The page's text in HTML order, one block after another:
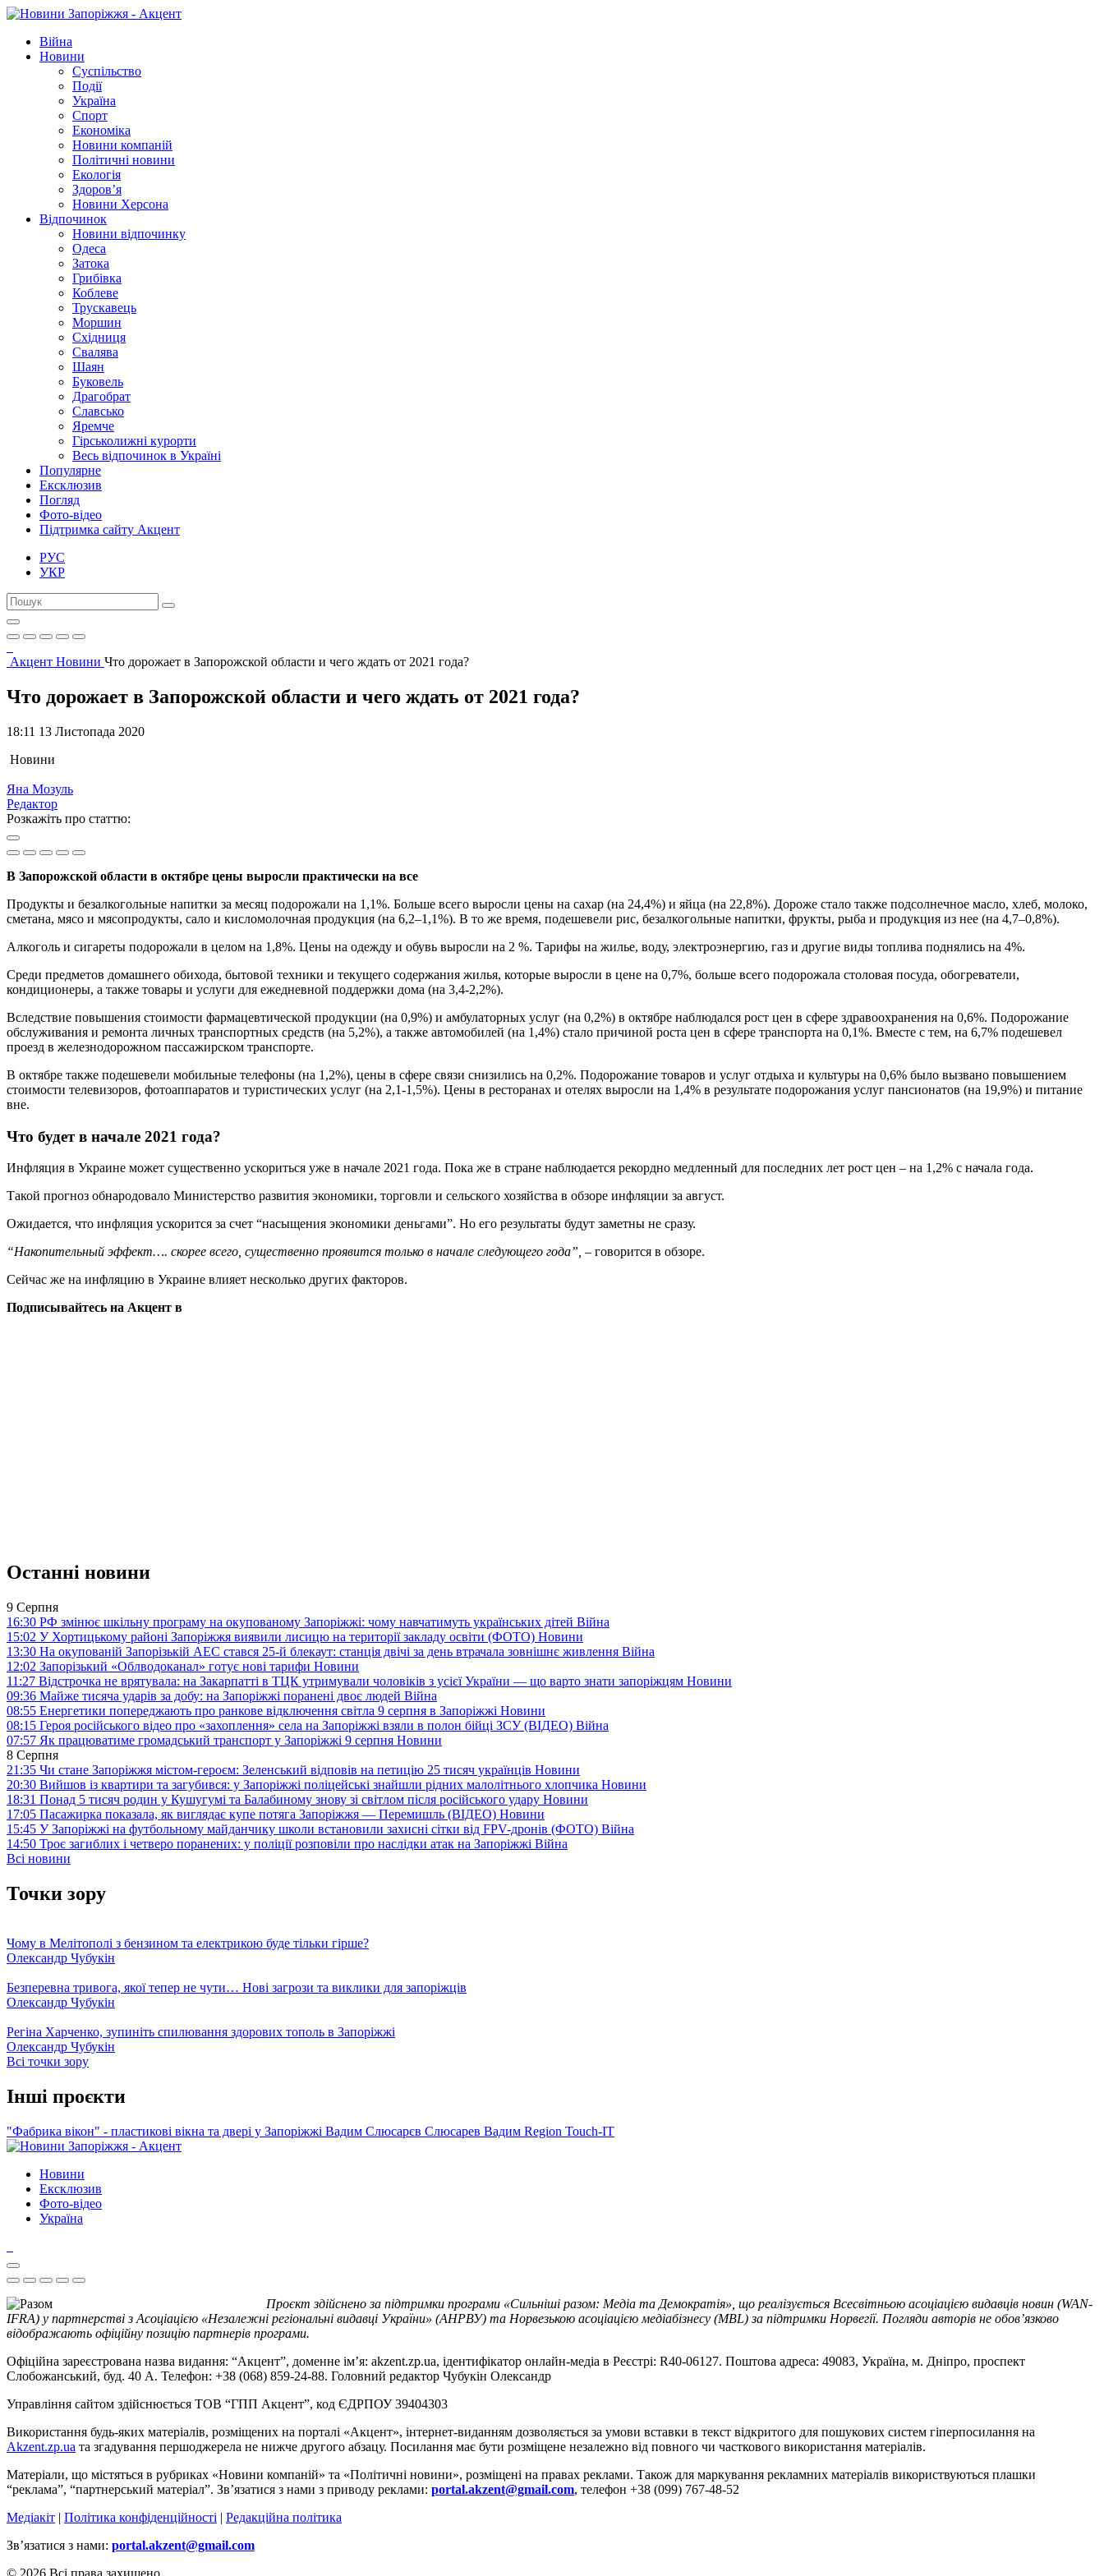
Війна
Новини
Суспільство
Події
Україна
Спорт
Економіка
Новини компаній
Політичні новини
Екологія
Здоров’я
Новини Херсона
Відпочинок
Новини відпочинку
Одеса
Затока
Грибівка
Коблеве
Трускавець
Моршин
Східниця
Свалява
Шаян
Буковель
Драгобрат
Славсько
Яремче
Гірськолижні курорти
Весь відпочинок в Україні
Популярне
Ексклюзив
Погляд
Фото-відео
Підтримка сайту Акцент
РУС
УКР
Акцент Новини Что дорожает в Запорожской области и чего ждать от 2021 года?
Что дорожает в Запорожской области и чего ждать от 2021 года?
18:11 13 Листопада 2020
Новини
Яна Мозуль
Редактор
Розкажіть про статтю:
В Запорожской области в октябре цены выросли практически на все
Продукты и безалкогольные напитки за месяц подорожали на 1,1%. Больше всего выросли цены на сахар (на 24,4%) и яйца (на 22,8%). Дороже стало также подсолнечное масло, хлеб, молоко,
сметана, мясо и мясопродукты, сало и кисломолочная продукция (на 6,2–1,1%). В то же время, подешевели рис, безалкогольные напитки, фрукты, рыба и продукция из нее (на 4,7–0,8%).
Алкоголь и сигареты подорожали в целом на 1,8%. Цены на одежду и обувь выросли на 2 %. Тарифы на жилье, воду, электроэнергию, газ и другие виды топлива поднялись на 4%.
Среди предметов домашнего обихода, бытовой техники и текущего содержания жилья, которые выросли в цене на 0,7%, больше всего подорожала столовая посуда, обогреватели,
кондиционеры, а также товары и услуги для ежедневной поддержки дома (на 3,4-2,2%).
Вследствие повышения стоимости фармацевтической продукции (на 0,9%) и амбулаторных услуг (на 0,2%) в октябре наблюдался рост цен в сфере здравоохранения на 0,6%. Подорожание
обслуживания и ремонта личных транспортных средств (на 5,2%), а также автомобилей (на 1,4%) стало причиной роста цен в сфере транспорта на 0,1%. Вместе с тем, на 6,7% подешевел
проезд в железнодорожном пассажирском транспорте.
В октябре также подешевели мобильные телефоны (на 1,2%), цены в сфере связи снизились на 0,2%. Подорожание товаров и услуг отдыха и культуры на 0,6% было вызвано повышением
стоимости телевизоров, фотоаппаратов и туристических услуг (на 2,1-1,5%). Цены в ресторанах и отелях выросли на 1,4% в результате подорожания услуг пансионатов (на 19,9%) и питание
вне.
Что будет в начале 2021 года?
Инфляция в Украине может существенно ускориться уже в начале 2021 года. Пока же в стране наблюдается рекордно медленный для последних лет рост цен – на 1,2% с начала года.
Такой прогноз обнародовало Министерство развития экономики, торговли и сельского хозяйства в обзоре инфляции за август.
Ожидается, что инфляция ускорится за счет “насыщения экономики деньгами”. Но его результаты будут заметны не сразу.
“Накопительный эффект…. скорее всего, существенно проявится только в начале следующего года”, – говорится в обзоре.
Сейчас же на инфляцию в Украине влияет несколько других факторов.
Подписывайтесь на Акцент в
Останні новини
9 Серпня
16:30 РФ змінює шкільну програму на окупованому Запоріжжі: чому навчатимуть українських дітей Війна
15:02 У Хортицькому районі Запоріжжя виявили лисицю на території закладу освіти (ФОТО) Новини
13:30 На окупованій Запорізькій АЕС стався 25-й блекаут: станція двічі за день втрачала зовнішнє живлення Війна
12:02 Запорізький «Облводоканал» готує нові тарифи Новини
11:27 Відстрочка не врятувала: на Закарпатті в ТЦК утримували чоловіків з усієї України — що варто знати запоріжцям Новини
09:36 Майже тисяча ударів за добу: на Запоріжжі поранені двоє людей Війна
08:55 Енергетики попереджають про ранкове відключення світла 9 серпня в Запоріжжі Новини
08:15 Героя російського відео про «захоплення» села на Запоріжжі взяли в полон бійці ЗСУ (ВІДЕО) Війна
07:57 Як працюватиме громадський транспорт у Запоріжжі 9 серпня Новини
8 Серпня
21:35 Чи стане Запоріжжя містом-героєм: Зеленський відповів на петицію 25 тисяч українців Новини
20:30 Вийшов із квартири та загубився: у Запоріжжі поліцейські знайшли рідних малолітнього хлопчика Новини
18:31 Понад 5 тисяч родин у Кушугумі та Балабиному знову зі світлом після російського удару Новини
17:05 Пасажирка показала, як виглядає купе потяга Запоріжжя — Перемишль (ВІДЕО) Новини
15:45 У Запоріжжі на футбольному майданчику школи встановили захисні сітки від FPV-дронів (ФОТО) Війна
14:50 Троє загиблих і четверо поранених: у поліції розповіли про наслідки атак на Запоріжжі Війна
Всі новини
Точки зору
Чому в Мелітополі з бензином та електрикою буде тільки гірше?
Олександр Чубукін
Безперевна тривога, якої тепер не чути… Нові загрози та виклики для запоріжців
Олександр Чубукін
Регіна Харченко, зупиніть спилювання здорових тополь в Запоріжжі
Олександр Чубукін
Всі точки зору
Інші проєкти
"Фабрика вікон" - пластикові вікна та двері у Запоріжжі Вадим Слюсарєв Слюсарев Вадим Region Touch-IT
Новини
Ексклюзив
Фото-відео
Україна
Проєкт здійснено за підтримки програми «Сильніші разом: Медіа та Демократія», що реалізується Всесвітньою асоціацією видавців новин (WAN-
IFRA) у партнерстві з Асоціацією «Незалежні регіональні видавці України» (АНРВУ) та Норвезькою асоціацією медіабізнесу (MBL) за підтримки Норвегії. Погляди авторів не обов’язково
відображають офіційну позицію партнерів програми.
Офіційна зареєстрована назва видання: “Акцент”, доменне ім’я: akzent.zp.ua, ідентифікатор онлайн-медіа в Реєстрі: R40-06127. Поштова адреса: 49083, Україна, м. Дніпро, проспект
Слобожанський, буд. 40 А. Телефон: +38 (068) 859-24-88. Головний редактор Чубукін Олександр
Управління сайтом здійснюється ТОВ “ГПП Акцент”, код ЄДРПОУ 39404303
Використання будь-яких матеріалів, розміщених на порталі «Акцент», інтернет-виданням дозволяється за умови вставки в текст відкритого для пошукових систем гіперпосилання на
Akzent.zp.ua та згадування першоджерела не нижче другого абзацу. Посилання має бути розміщене незалежно від повного чи часткового використання матеріалів.
Матеріали, що містяться в рубриках «Новини компаній» та «Політичні новини», розміщені на правах реклами. Також для маркування рекламних матеріалів використвуються плашки
“реклама”, “партнерський матеріал”. Зв’язатися з нами з приводу реклами: portal.akzent@gmail.com, телефон +38 (099) 767-48-52
Медіакіт | Політика конфіденційності | Редакційна політика
Зв’язатися з нами: portal.akzent@gmail.com
© 2026 Всі права захищено